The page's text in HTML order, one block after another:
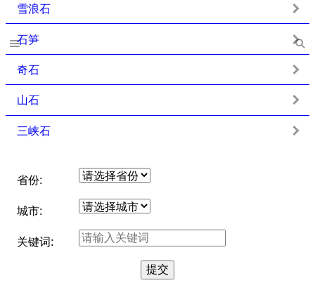
雪浪石
石笋
奇石
山石
三峡石
省份:
城市:
关键词: